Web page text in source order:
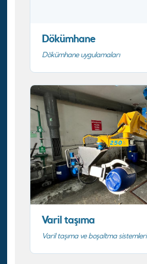
Dökümhane
Dökümhane uygulamaları
Varil taşıma
Varil taşıma ve boşaltma sistemleri